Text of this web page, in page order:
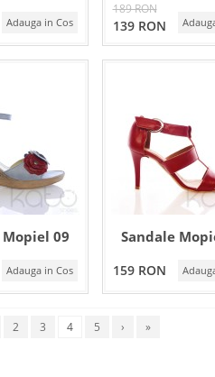
Adauga in Cos
189 RON
139 RON
09
Adauga in Cos
Sandale
159 RON
2 3 4 5 › »